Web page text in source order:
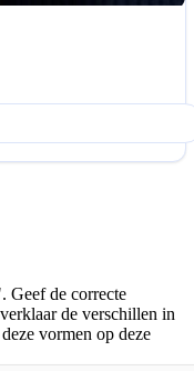
uitleg gaat te snel
Geef de correcte
de verschillen in
vormen op deze